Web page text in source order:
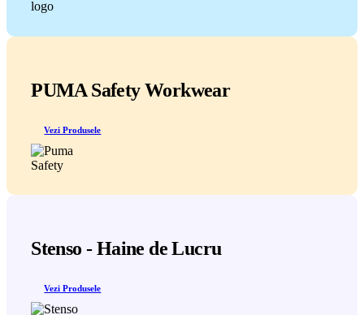
PUMA Safety Workwear
Vezi Produsele
Stenso - Haine de Lucru
Vezi Produsele